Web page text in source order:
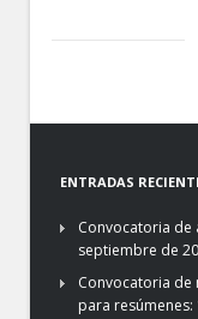
ENTRADAS
Convocatoria de
septiembre de
Convocatoria de
para resúmenes: